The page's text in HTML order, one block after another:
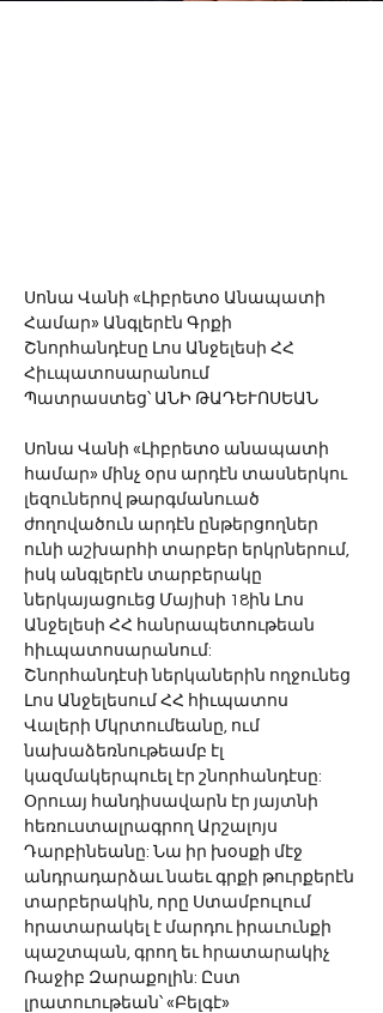
Սոնա Վանի «Լիբրետօ Անապատի
Համար» Անգլերէն Գրքի
Շնորհանդէսը Լոս Անջելեսի ՀՀ
Հիւպատոսարանում
Պատրաստեց՝ ԱՆԻ ԹԱԴԵՒՈՍԵԱՆ
Սոնա Վանի «Լիբրետօ անապատի
համար» մինչ օրս արդէն տասներկու
լեզուներով թարգմանուած
ժողովածուն արդէն ընթերցողներ
ունի աշխարհի տարբեր երկրներում,
իսկ անգլերէն տարբերակը
ներկայացուեց Մայիսի 18ին Լոս
Անջելեսի ՀՀ հանրապետութեան
հիւպատոսարանում:
Շնորհանդէսի ներկաներին ողջունեց
Լոս Անջելեսում ՀՀ հիւպատոս
Վալերի Մկրտումեանը, ում
նախաձեռնութեամբ էլ
կազմակերպուել էր շնորհանդէսը:
Օրուայ հանդիսավարն էր յայտնի
հեռուստալրագրող Արշալոյս
Դարբինեանը: Նա իր խօսքի մէջ
անդրադարձաւ նաեւ գրքի թուրքերէն
տարբերակին, որը Ստամբուլում
հրատարակել է մարդու իրաւունքի
պաշտպան, գրող եւ հրատարակիչ
Ռաջիբ Զարաքոլին: Ըստ
լրատուութեան՝ «Բելգէ»